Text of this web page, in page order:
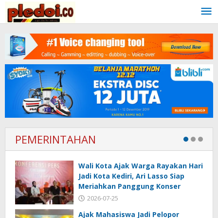
content
PEMERINTAHAN
Wali Kota Ajak Warga Rayakan Hari
Jadi Kota Kediri, Ari Lasso Siap
Meriahkan Panggung Konser
2026-07-25
Ajak Mahasiswa Jadi Pelopor